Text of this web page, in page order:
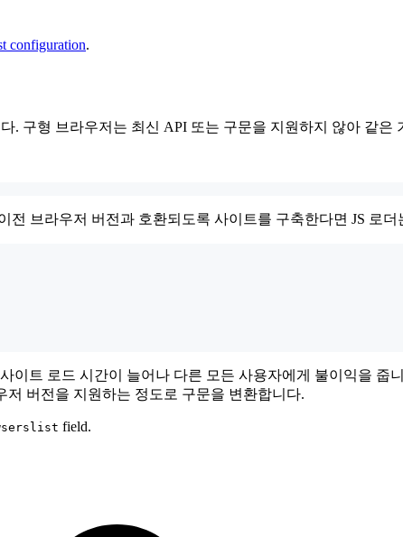
configuration.
. 구형 브라우저는 최신 API 또는 구문을 지원하지 않아 같은
브라우저 버전과 호환되도록 사이트를 구축한다면 JS 로
이트 로드 시간이 늘어나 다른 모든 사용자에게 불이익을 줍
버전을 지원하는 정도로 구문을 변환합니다.
field.